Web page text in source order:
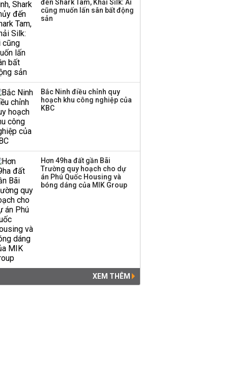
đến Shark Tam, Khải Silk: Ai
cũng muốn lấn sân bất động
sản
Bắc Ninh điều chỉnh quy
hoạch khu công nghiệp của
KBC
Hơn 49ha đất gần Bãi
Trường quy hoạch cho dự
án Phú Quốc Housing và
bóng dáng của MIK Group
XEM THÊM